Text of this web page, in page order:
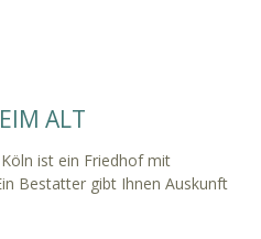
ALT
ist ein Friedhof mit
Bestatter gibt Ihnen Auskunft